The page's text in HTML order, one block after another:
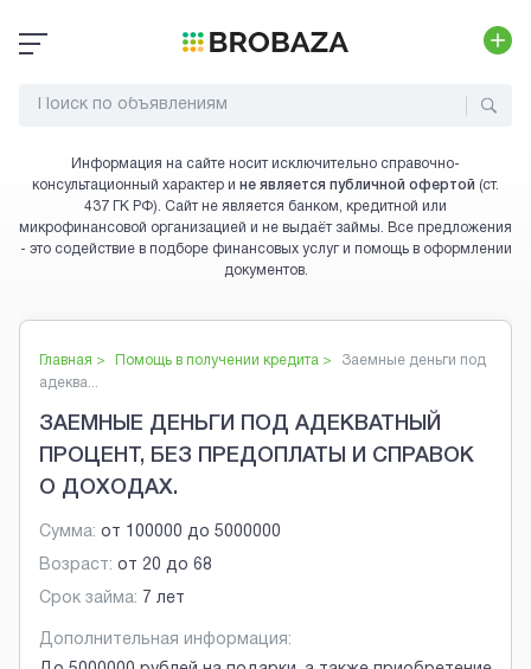
Информация на сайте носит исключительно справочно-
консультационный характер и не является публичной офертой (ст.
437 ГК РФ). Сайт не является банком, кредитной или
микрофинансовой организацией и не выдаёт займы. Все предложения
- это содействие в подборе финансовых услуг и помощь в оформлении
документов.
Главная > Помощь в получении кредита >
Заемные деньги под
адеква...
ЗАЕМНЫЕ ДЕНЬГИ ПОД АДЕКВАТНЫЙ
ПРОЦЕНТ, БЕЗ ПРЕДОПЛАТЫ И СПРАВОК
О ДОХОДАХ.
Сумма: от 100000 до 5000000
Возраст: от 20 до 68
Срок займа: 7 лет
Дополнительная информация: